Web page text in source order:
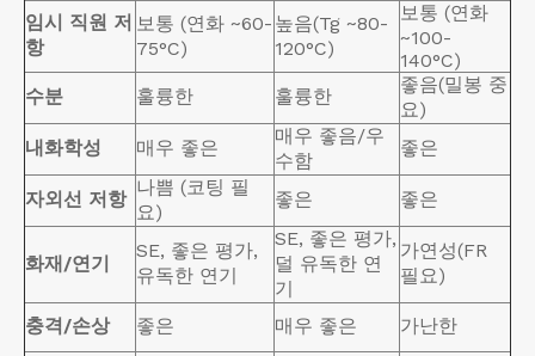
임시 직원 저
항
보통 (연화 ~60-
75°C)
높음(Tg ~80-
120°C)
보통 (연화
~100-
140°C)
수분
훌륭한 훌륭한
좋음(밀봉 중
요)
내화학성
매우 좋은
매우 좋음/우
수함
좋은
자외선 저항
나쁨 (코팅 필
요)
좋은 좋은
화재/연기
SE, 좋은 평가,
유독한 연기
SE, 좋은 평가,
덜 유독한 연
기
가연성(FR
필요)
충격/손상 좋은 매우 좋은 가난한